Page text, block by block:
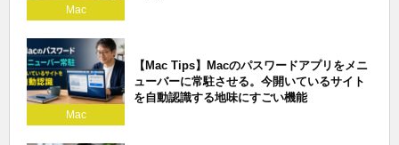
Mac
Mac
【Mac Tips】Macのパスワードアプリをメニ
ューバーに常駐させる。今開いているサイト
を自動認識する地味にすごい機能